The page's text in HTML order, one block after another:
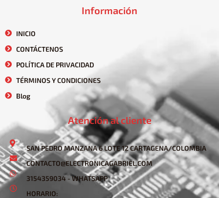
Información
INICIO
CONTÁCTENOS
POLÍTICA DE PRIVACIDAD
TÉRMINOS Y CONDICIONES
Blog
Atención al cliente
SAN PEDRO MANZANA 6 LOTE 12 CARTAGENA/COLOMBIA
CONTACTO@ELECTRONICAGABRIEL.COM
3154359034 - WHATSAPP
HORARIO: